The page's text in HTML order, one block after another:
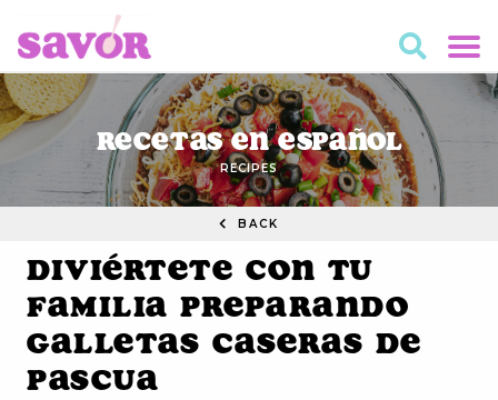
Recetas en Español
RECIPES
BACK
Diviértete con tu
Familia Preparando
Galletas Caseras de
Pascua